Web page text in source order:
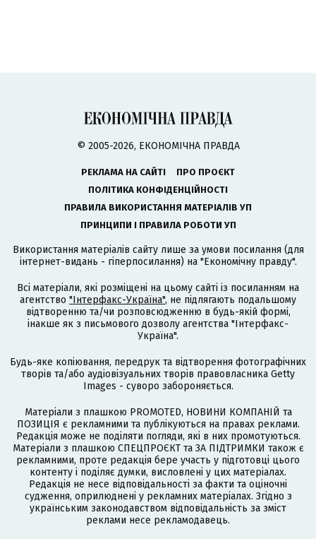
© 2005-2026, ЕКОНОМІЧНА ПРАВДА
РЕКЛАМА НА САЙТІ
ПРО ПРОЄКТ
ПОЛІТИКА КОНФІДЕНЦІЙНОСТІ
ПРАВИЛА ВИКОРИСТАННЯ МАТЕРІАЛІВ УП
ПРИНЦИПИ І ПРАВИЛА РОБОТИ УП
Використання матеріалів сайту лише за умови посилання (для
інтернет-видань - гіперпосилання) на "Економічну правду".
Всі матеріали, які розміщені на цьому сайті із посиланням на
агентство "Інтерфакс-Україна", не підлягають подальшому
відтворенню та/чи розповсюдженню в будь-якій формі,
інакше як з письмового дозволу агентства "Інтерфакс-
Україна".
Будь-яке копіювання, передрук та відтворення фотографічних
творів та/або аудіовізуальних творів правовласника Getty
Images - суворо забороняється.
Матеріали з плашкою PROMOTED, НОВИНИ КОМПАНІЙ та
ПОЗИЦІЯ є рекламними та публікуються на правах реклами.
Редакція може не поділяти погляди, які в них промотуються.
Матеріали з плашкою СПЕЦПРОЄКТ та ЗА ПІДТРИМКИ також є
рекламними, проте редакція бере участь у підготовці цього
контенту і поділяє думки, висловлені у цих матеріалах.
Редакція не несе відповідальності за факти та оціночні
судження, оприлюднені у рекламних матеріалах. Згідно з
українським законодавством відповідальність за зміст
реклами несе рекламодавець.